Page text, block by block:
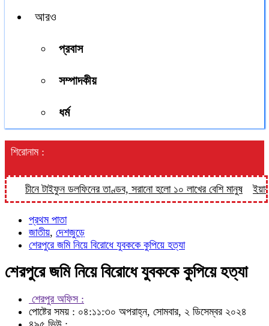
আরও
প্রবাস
সম্পাদকীয়
ধর্ম
শিরোনাম :
চীনে টাইফুন ডলফিনের তাণ্ডব, সরানো হলো ১০ লাখের বেশি মানুষ ইয়াবার
প্রথম পাতা
জাতীয়, দেশজুড়ে
শেরপুরে জমি নিয়ে বিরোধে যুবককে কুপিয়ে হত্যা
শেরপুরে জমি নিয়ে বিরোধে যুবককে কুপিয়ে হত্যা
শেরপুর অফিস :
পোষ্টের সময় : ০৪:১১:৩০ অপরাহ্ন, সোমবার, ২ ডিসেম্বর ২০২৪